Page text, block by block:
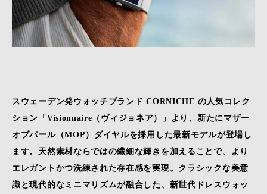
スウェーデン発ウォッチブランド CORNICHE の人気コレク
ション「Visionnaire（ヴィジョネア）」より、新たにマザー
オブパール（MOP）ダイヤルを採用した最新モデルが登場し
ます。天然素材ならではの繊細な輝きを加えることで、より
エレガントかつ洗練された存在感を実現。クラシックな美意
識と現代的なミニマリズムが融合した、新世代ドレスウォッ